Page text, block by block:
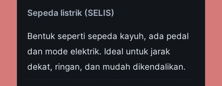
Sepeda listrik (SELIS)
Bentuk seperti sepeda kayuh, ada pedal
dan mode elektrik. Ideal untuk jarak
dekat, ringan, dan mudah dikendalikan.